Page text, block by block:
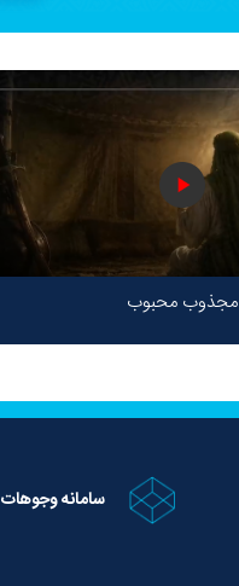
مجذوب محبوب
سامانه وجوهات